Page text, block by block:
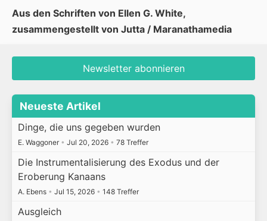
Aus den Schriften von Ellen G. White,
zusammengestellt von Jutta / Maranathamedia
Newsletter abonnieren
Neueste Artikel
Dinge, die uns gegeben wurden
E. Waggoner • Jul 20, 2026 • 78 Treffer
Die Instrumentalisierung des Exodus und der
Eroberung Kanaans
A. Ebens • Jul 15, 2026 • 148 Treffer
Ausgleich